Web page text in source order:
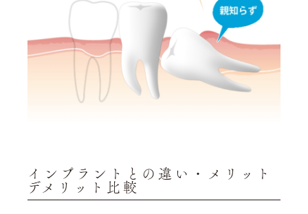
インプラントとの違い・メリット
デメリット比較